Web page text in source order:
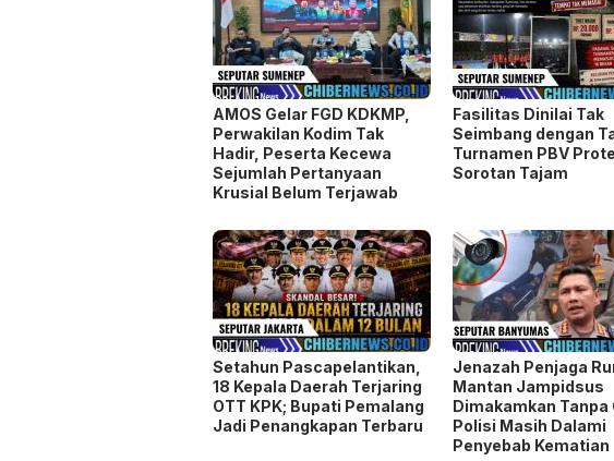
AMOS Gelar FGD KDKMP,
Perwakilan Kodim Tak
Hadir, Peserta Kecewa
Sejumlah Pertanyaan
Krusial Belum Terjawab
Fasilitas Dinilai Tak
Seimbang dengan
Turnamen PBV
Sorotan Tajam
Setahun Pascapelantikan,
18 Kepala Daerah Terjaring
OTT KPK; Bupati Pemalang
Jadi Penangkapan Terbaru
Jenazah Penjaga
Mantan Jampidsus
Dimakamkan Tanpa
Polisi Masih Dalami
Penyebab Kematian